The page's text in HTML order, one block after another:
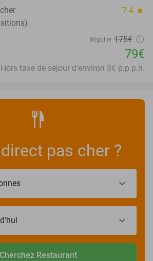
7.4 star
Régulier 175€
79€
Hors taxe de séjour d'environ 3€ p.p.p.n.
pas cher ?
Cherchez Restaurant